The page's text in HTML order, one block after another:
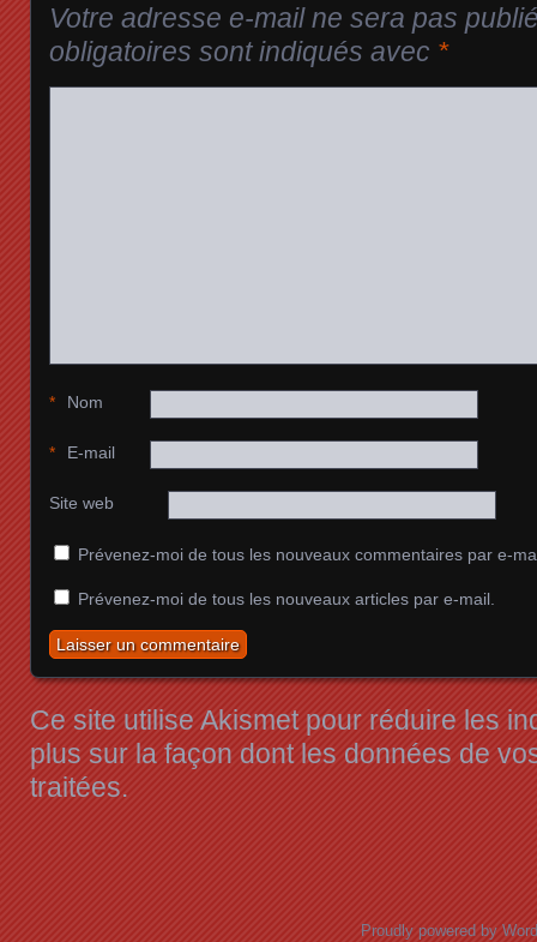
Votre adresse e-mail ne sera pas
obligatoires sont indiqués avec *
Nom
*
E-mail
*
Site web
Prévenez-moi de tous les nouveaux commentaires par e-
Prévenez-moi de tous les nouveaux articles par e-mail.
Ce site utilise Akismet pour réduire les
plus sur la façon dont les données de
traitées.
Proudly powered by